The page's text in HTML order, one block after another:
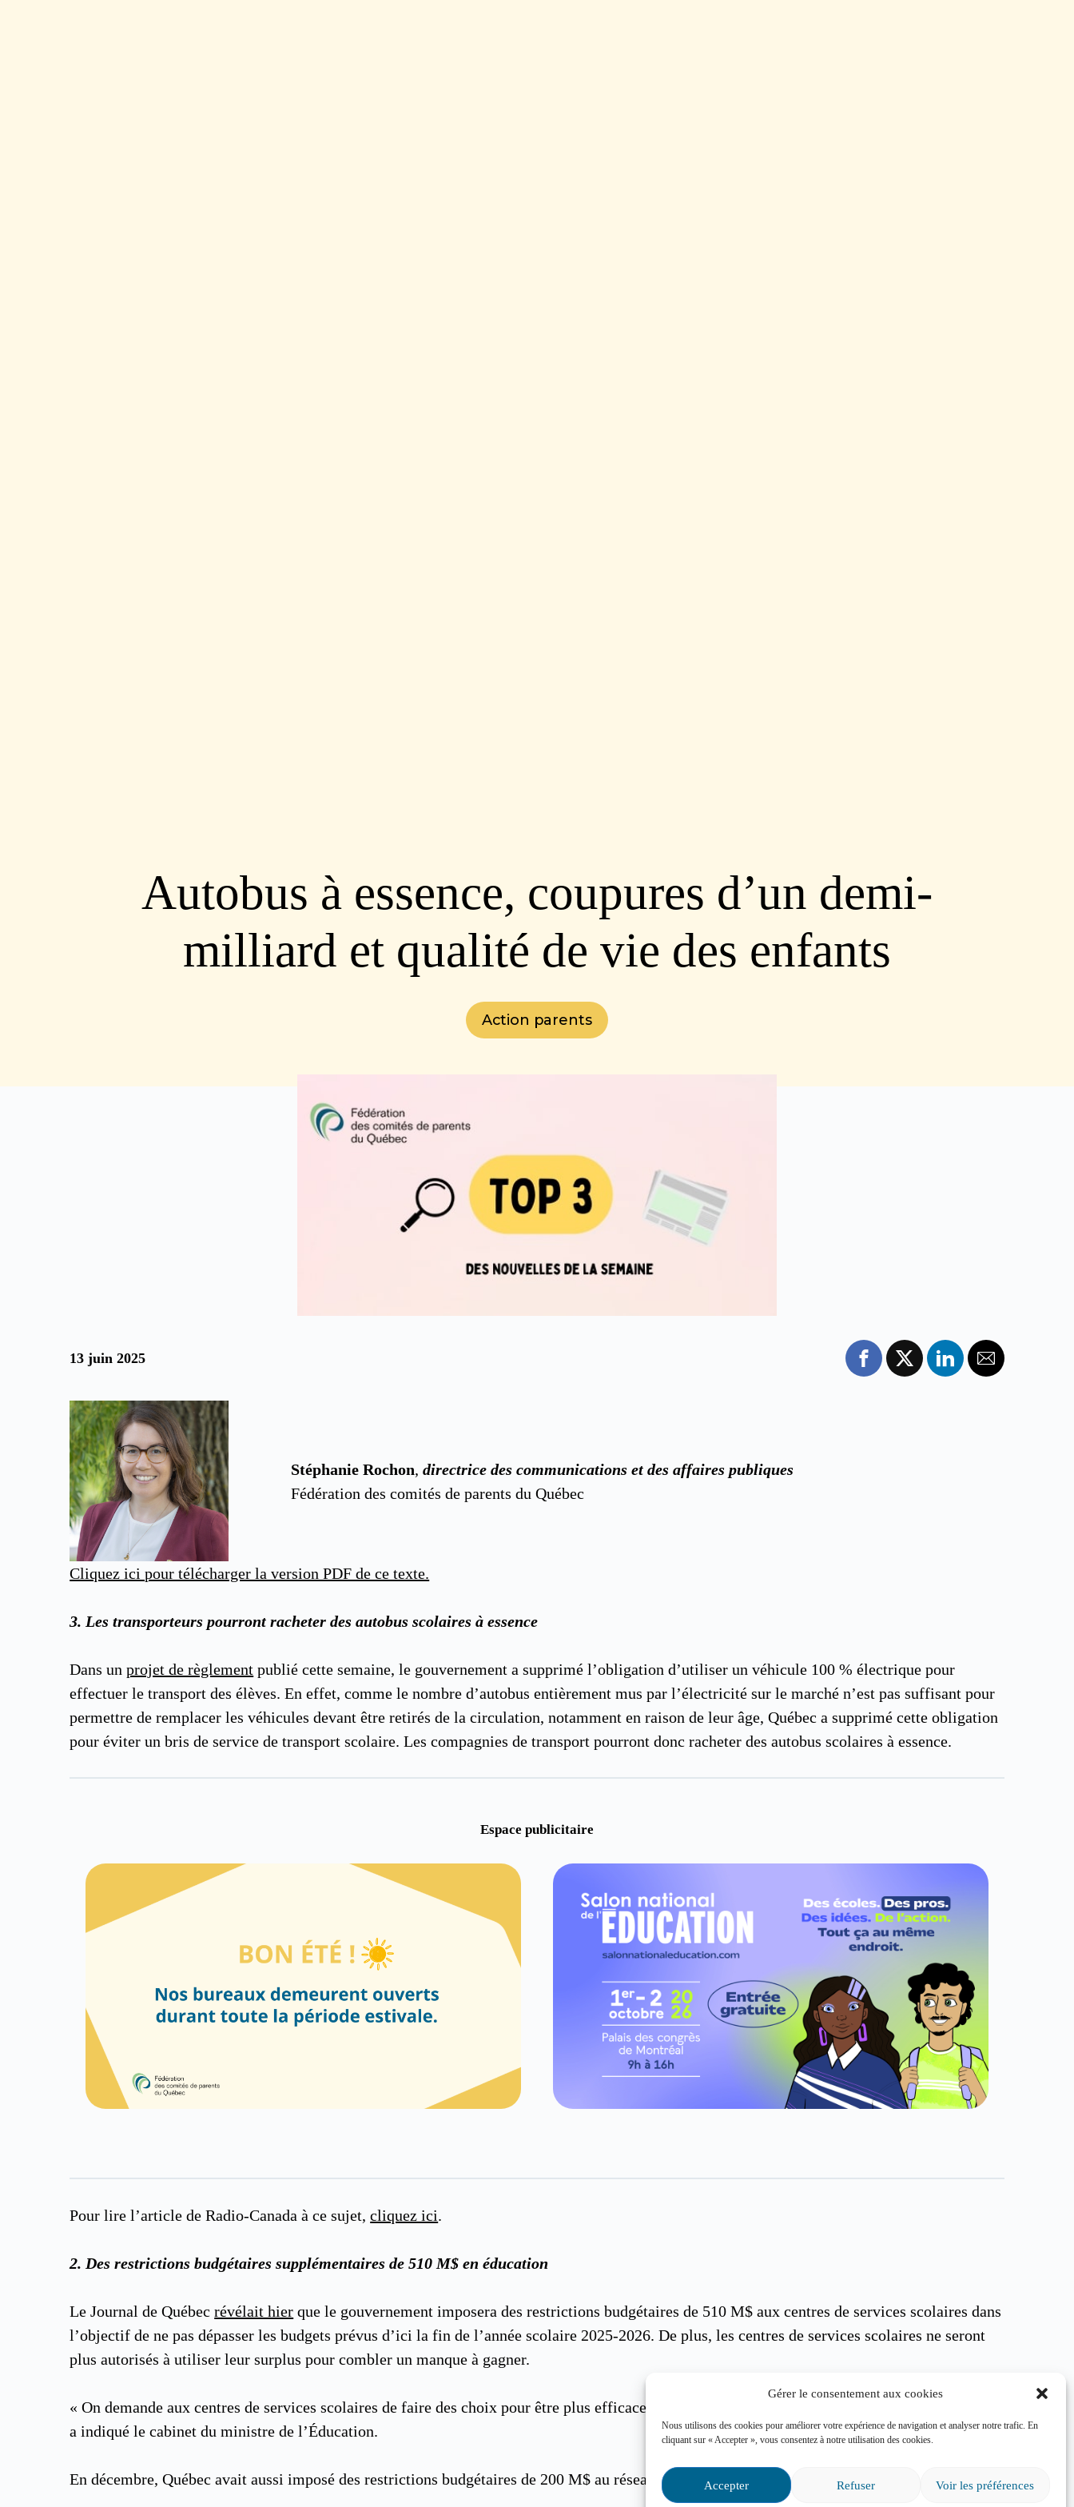
Gérer le consentement aux cookies
Nous utilisons des cookies pour améliorer votre expérience de navigation et analyser notre trafic. En
cliquant sur « Accepter », vous consentez à notre utilisation des cookies.
Accepter Refuser Voir les préférences
Autobus à essence, coupures d’un demi-
milliard et qualité de vie des enfants
Action parents
13 juin 2025
Stéphanie Rochon, directrice des communications et des affaires publiques
Fédération des comités de parents du Québec
Cliquez ici pour télécharger la version PDF de ce texte.
3. Les transporteurs pourront racheter des autobus scolaires à essence
Dans unprojet de règlement publié cette semaine, le gouvernement a supprimé l’obligation d’utiliser un véhicule 100 % électrique pour
effectuer le transport des élèves. En effet, comme le nombre d’autobus entièrement mus par l’électricité sur le marché n’est pas suffisant pour
permettre de remplacer les véhicules devant être retirés de la circulation, notamment en raison de leur âge, Québec a supprimé cette obligation
pour éviter un bris de service de transport scolaire. Les compagnies de transport pourront donc racheter des autobus scolaires à essence.
Espace publicitaire
Pour lire l’article de Radio-Canada à ce sujet,cliquez ici.
2. Des restrictions budgétaires supplémentaires de 510 M$ en éducation
Le Journal de Québecrévélait hier que le gouvernement imposera des restrictions budgétaires de 510 M$ aux centres de services scolaires dans
l’objectif de ne pas dépasser les budgets prévus d’ici la fin de l’année scolaire 2025-2026. De plus, les centres de services scolaires ne seront
plus autorisés à utiliser leur surplus pour combler un manque à gagner.
« On demande aux centres de services scolaires de faire des choix pour être plus efficaces, tout en maintenant les services directs aux élèves »,
a indiqué le cabinet du ministre de l’Éducation.
En décembre, Québec avait aussi imposé des restrictions budgétaires de 200 M$ au réseau de l’éducation sur une période de trois mois.